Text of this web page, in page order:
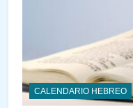
CALENDARIO HEBREO